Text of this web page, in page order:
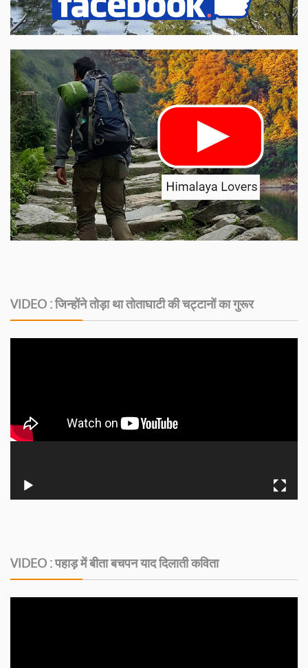
VIDEO : जिन्होंने तोड़ा था तोताघाटी की चट्टानों का गुरूर
VIDEO : पहाड़ में बीता बचपन याद दिलाती कविता